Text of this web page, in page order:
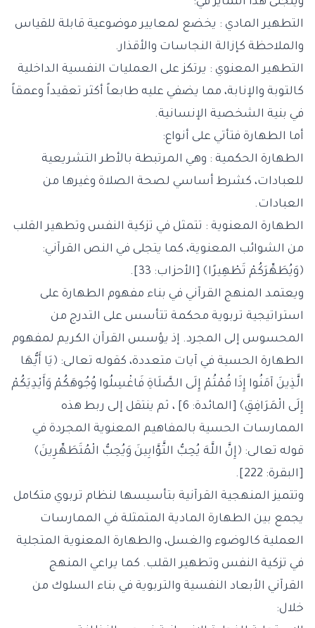
التطهير المادي : يخضع لمعايير موضوعية قابلة للقياس
والملاحظة كإزالة النجاسات والأقذار.
التطهير المعنوي : يرتكز على العمليات النفسية الداخلية
كالتوبة والإنابة، مما يضفي عليه طابعاً أكثر تعقيداً وعمقاً
في بنية الشخصية الإنسانية.
أما الطهارة فتأتي على أنواع:
الطهارة الحكمية : وهي المرتبطة بالأطر التشريعية
للعبادات، كشرط أساسي لصحة الصلاة وغيرها من
العبادات.
الطهارة المعنوية : تتمثل في تزكية النفس وتطهير القلب
من الشوائب المعنوية، كما يتجلى في النص القرآني:
﴿وَيُطَهِّرَكُمْ تَطْهِيرًا﴾ [الأحزاب: 33].
ويعتمد المنهج القرآني في بناء مفهوم الطهارة على
استراتيجية تربوية محكمة تتأسس على التدرج من
المحسوس إلى المجرد. إذ يؤسس القرآن الكريم لمفهوم
الطهارة الحسية في آيات متعددة، كقوله تعالى: ﴿يَا أَيُّهَا
الَّذِينَ آمَنُوا إِذَا قُمْتُمْ إِلَى الصَّلَاةِ فَاغْسِلُوا وُجُوهَكُمْ وَأَيْدِيَكُمْ
إِلَى الْمَرَافِقِ﴾ [المائدة: 6] ، ثم ينتقل إلى ربط هذه
الممارسات الحسية بالمفاهيم المعنوية المجردة في
قوله تعالى: ﴿إِنَّ اللَّهَ يُحِبُّ التَّوَّابِينَ وَيُحِبُّ الْمُتَطَهِّرِينَ﴾
[البقرة: 222].
وتتميز المنهجية القرآنية بتأسيسها لنظام تربوي متكامل
يجمع بين الطهارة المادية المتمثلة في الممارسات
العملية كالوضوء والغسل، والطهارة المعنوية المتجلية
في تزكية النفس وتطهير القلب. كما يراعي المنهج
القرآني الأبعاد النفسية والتربوية في بناء السلوك من
خلال: